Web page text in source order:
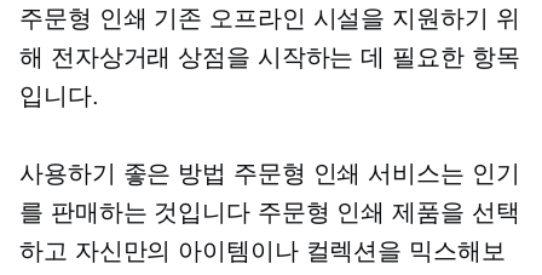
주문형 인쇄 기존 오프라인 시설을 지원하기 위
해 전자상거래 상점을 시작하는 데 필요한 항목
입니다.
사용하기 좋은 방법 주문형 인쇄 서비스는 인기
를 판매하는 것입니다 주문형 인쇄 제품을 선택
하고 자신만의 아이템이나 컬렉션을 믹스해보